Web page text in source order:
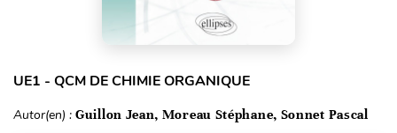
UE1 - QCM DE CHIMIE ORGANIQUE
Autor(en) : Guillon Jean, Moreau Stéphane, Sonnet Pascal